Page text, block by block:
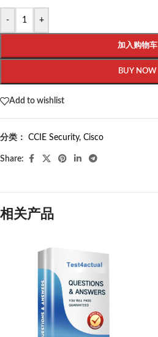
- +
加入购物车
BUY NOW
Add to wishlist
分类： CCIE Security, Cisco
Share:
相关产品